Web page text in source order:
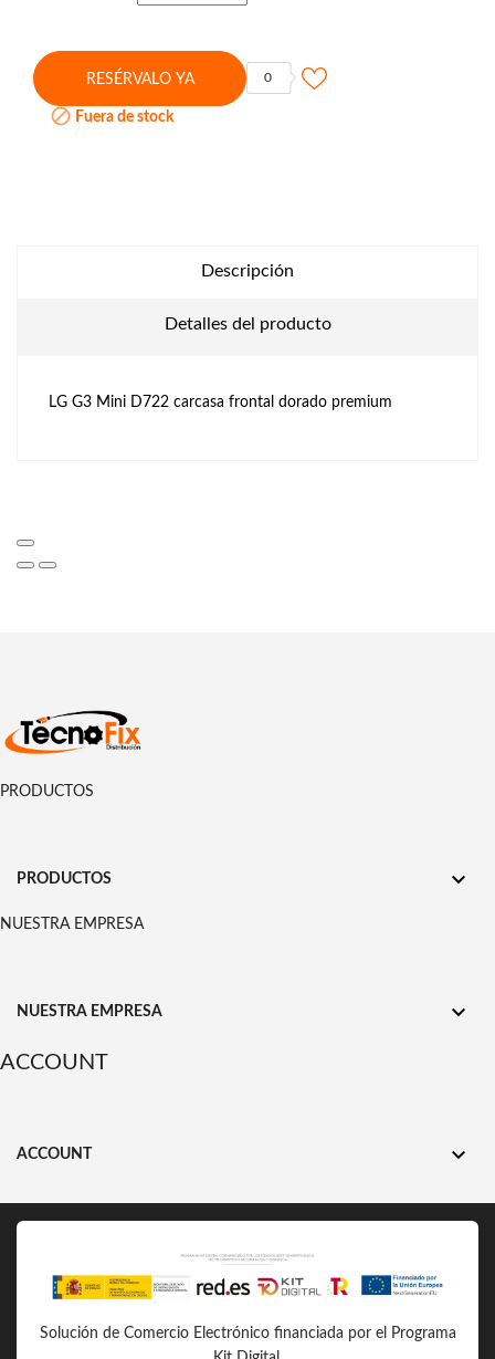
RESÉRVALO YA 0
 Fuera de stock
Descripción
Detalles del producto
LG G3 Mini D722 carcasa frontal dorado premium
PRODUCTOS
PRODUCTOS 
NUESTRA EMPRESA
NUESTRA EMPRESA 
ACCOUNT
ACCOUNT 
Solución de Comercio Electrónico financiada por el Programa